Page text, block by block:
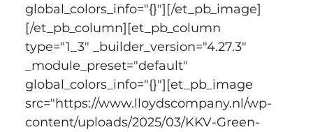
global_colors_info="{}"][/et_pb_image]
[/et_pb_column][et_pb_column
type="1_3" _builder_version="4.27.3"
_module_preset="default"
global_colors_info="{}"][et_pb_image
src="https://www.lloydscompany.nl/wp-
content/uploads/2025/03/KKV-Green-